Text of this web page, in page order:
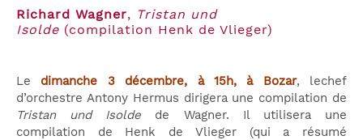
Richard Wagner, Tristan und
Isolde (compilation Henk de Vlieger)
Le dimanche 3 décembre, à 15h, à Bozar, lechef
d’orchestre Antony Hermus dirigera une compilation de
Tristan und Isolde de Wagner. Il utilisera une
compilation de Henk de Vlieger (qui a résumé